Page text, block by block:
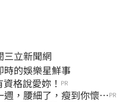
立新聞網
的娛樂星鮮事
格說愛妳！ PR
，腰細了，瘦到你懷疑PR